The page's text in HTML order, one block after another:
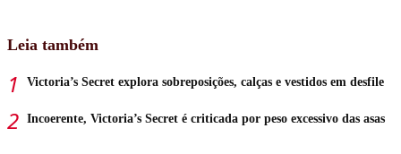
Leia também
Victoria’s Secret explora sobreposições, calças e vestidos em desfile
Incoerente, Victoria’s Secret é criticada por peso excessivo das asas